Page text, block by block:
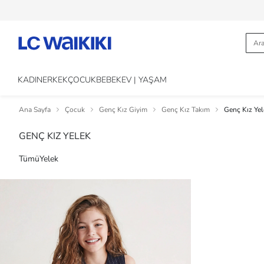
KADINERKEKÇOCUKBEBEKEV | YAŞAM
Ana Sayfa Çocuk Genç Kız Giyim Genç Kız Takım Genç Kız
GENÇ KIZ YELEK
TümüYelek